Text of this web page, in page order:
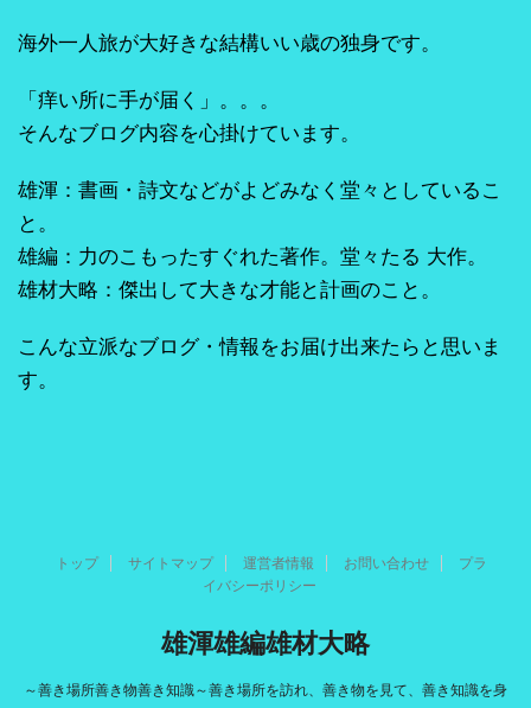
海外一人旅が大好きな結構いい歳の独身です。
「痒い所に手が届く」。。。
そんなブログ内容を心掛けています。
雄渾：書画・詩文などがよどみなく堂々としているこ
と。
雄編：力のこもったすぐれた著作。堂々たる 大作。
雄材大略：傑出して大きな才能と計画のこと。
こんな立派なブログ・情報をお届け出来たらと思いま
す。
トップ サイトマップ 運営者情報 お問い合わせ
プラ
イバシーポリシー
雄渾雄編雄材大略
～善き場所善き物善き知識～善き場所を訪れ、善き物を見て、善き知識を身